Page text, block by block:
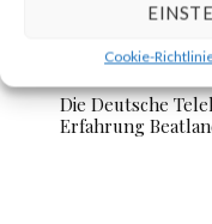
Cookie-
Die Deutsche
Erfahrung